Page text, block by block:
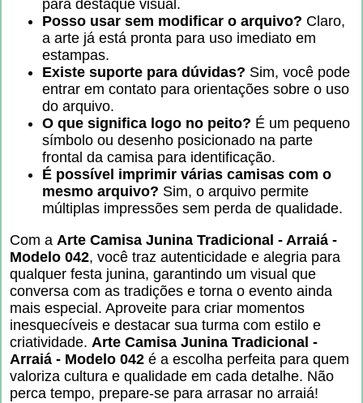
para destaque visual.
Posso usar sem modificar o arquivo? Claro,
a arte já está pronta para uso imediato em
estampas.
Existe suporte para dúvidas? Sim, você pode
entrar em contato para orientações sobre o uso
do arquivo.
O que significa logo no peito? É um pequeno
símbolo ou desenho posicionado na parte
frontal da camisa para identificação.
É possível imprimir várias camisas com o
mesmo arquivo? Sim, o arquivo permite
múltiplas impressões sem perda de qualidade.
Com a Arte Camisa Junina Tradicional - Arraiá -
Modelo 042, você traz autenticidade e alegria para
qualquer festa junina, garantindo um visual que
conversa com as tradições e torna o evento ainda
mais especial. Aproveite para criar momentos
inesquecíveis e destacar sua turma com estilo e
criatividade. Arte Camisa Junina Tradicional -
Arraiá - Modelo 042 é a escolha perfeita para quem
valoriza cultura e qualidade em cada detalhe. Não
perca tempo, prepare-se para arrasar no arraiá!